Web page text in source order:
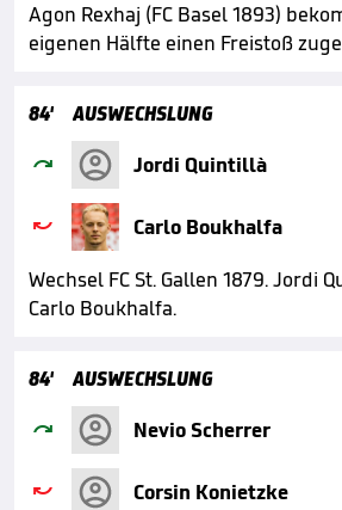
Agon Rexhaj (FC Basel 1893)
eigenen Hälfte einen Freistoß
84' AUSWECHSLUNG
 Jordi Quintillà

Carlo Boukhalfa
Wechsel FC St. Gallen 1879. Jordi
Carlo Boukhalfa.
84' AUSWECHSLUNG
 Nevio Scherrer

Corsin Konietzke